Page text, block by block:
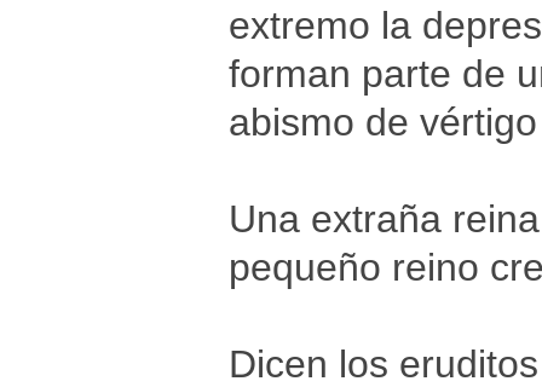
extremo la
forman parte de
abismo de
Una extraña
pequeño reino
Dicen los